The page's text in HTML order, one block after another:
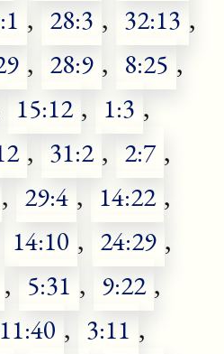
, 28:3 , 32:13 ,
, 28:9 , 8:25 ,
15:12 , 1:3 ,
, 31:2 , 2:7 ,
, 29:4 , 14:22 ,
14:10 , 24:29 ,
, 5:31 , 9:22 ,
11:40 , 3:11 ,